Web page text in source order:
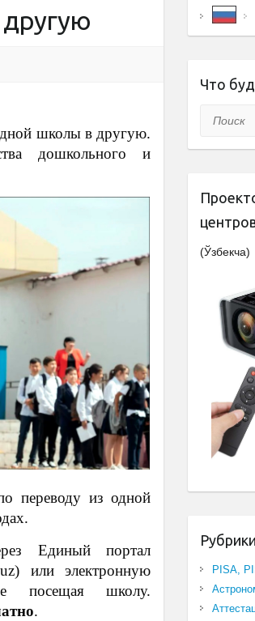
школы в другую.
дошкольного и
переводу из одной
Единый портал
или электронную
посещая школу.
.
Что
Поиск
(Ўзбекча)
Рубрики
PISA,